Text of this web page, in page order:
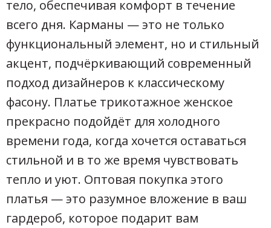
тело, обеспечивая комфорт в течение
всего дня. Карманы — это не только
функциональный элемент, но и стильный
акцент, подчёркивающий современный
подход дизайнеров к классическому
фасону. Платье трикотажное женское
прекрасно подойдёт для холодного
времени года, когда хочется оставаться
стильной и в то же время чувствовать
тепло и уют. Оптовая покупка этого
платья — это разумное вложение в ваш
гардероб, которое подарит вам